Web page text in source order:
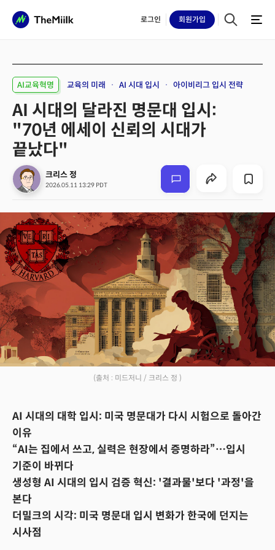
로그인 회원가입
AI교육혁명 교육의 미래 AI 시대 입시 아이비리그 입시 전략
AI 시대의 달라진 명문대 입시:
"70년 에세이 신뢰의 시대가
끝났다"
크리스 정
2026.05.11 13:29 PDT
(출처 : 미드저니 / 크리스 정 )
AI 시대의 대학 입시: 미국 명문대가 다시 시험으로 돌아간
이유
“AI는 집에서 쓰고, 실력은 현장에서 증명하라”…입시
기준이 바뀌다
생성형 AI 시대의 입시 검증 혁신: '결과물'보다 '과정'을
본다
더밀크의 시각: 미국 명문대 입시 변화가 한국에 던지는
시사점